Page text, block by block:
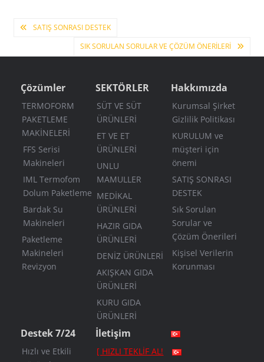
Yazı
gezinmesi
SATIŞ SONRASI DESTEK
SIK SORULAN SORULAR VE ÇÖZÜM ÖNERILERI
Çözümler
TERMOFORM
PAKETLEME
MAKİNELERİ
FFS Serisi
Makineleri
IML Termofom
Dolum Paketleme
Bardak Su
Makineleri
Paketleme
Makineleri
Revizyon
SEKTÖRLER
SÜT VE SÜT
ÜRÜNLERİ
ET VE ET
ÜRÜNLERİ
UNLU
MAMULLER
MEDİKAL
ÜRÜNLERİ
HAZIR GIDA
ÜRÜNLERİ
DENİZ ÜRÜNLERİ
AKIŞKAN GIDA
ÜRÜNLERİ
KURU GIDA
ÜRÜNLERİ
Hakkımızda
Kurumsal Şirket
Gizlilik Politikası
KURULUM ve
müşteri için
önemi
SATIŞ SONRASI
DESTEK
Sık Sorulan
Sorular ve
Çözüm Önerileri
Kişisel Verilerin
Korunması
Destek 7/24
Hızlı ve Etkili
İletişim
[ HIZLI TEKLİF AL!